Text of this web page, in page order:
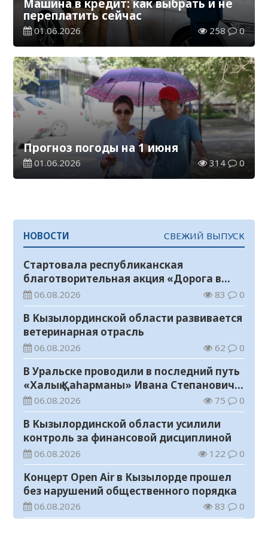
Машина в кредит: как выбрать и не
переплатить сейчас
01.06.2026 258 0
Прогноз погоды на 1 июня
01.06.2026 314 0
НОВОСТИ СВЕЖИЙ ВЫПУСК
Стартовала республиканская
благотворительная акция «Дорога в
школу»
06.08.2026 83 0
В Кызылординской области развивается
ветеринарная отрасль
06.08.2026 62 0
В Уральске проводили в последний путь
«Халық Қаһарманы» Ивана Степановича
Гапича
06.08.2026 75 0
В Кызылординской области усилили
контроль за финансовой дисциплиной
06.08.2026 122 0
Концерт Open Air в Кызылорде прошел
без нарушений общественного порядка
06.08.2026 83 0